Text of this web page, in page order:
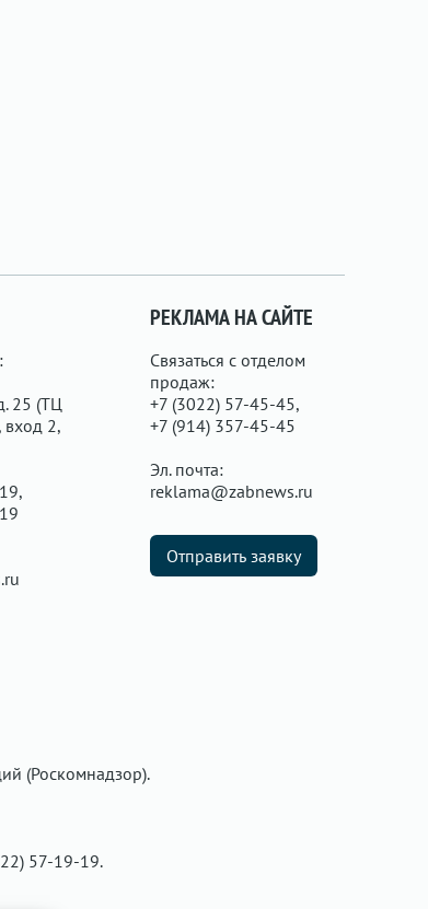
25 (ТЦ
вход 2,
РЕКЛАМА НА САЙТЕ
Связаться с отделом
продаж:
+7 (3022) 57-45-45,
+7 (914) 357-45-45
Эл. почта:
reklama@zabnews.ru
Отправить заявку
(Роскомнадзор).
57-19-19.